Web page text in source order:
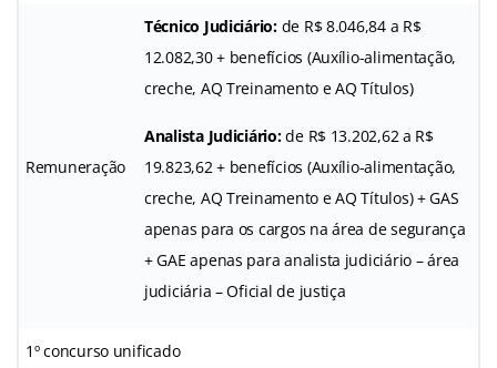
Remuneração
Técnico Judiciário:de R$ 8.046,84 a R$
12.082,30 + benefícios (Auxílio-alimentação,
creche, AQ Treinamento e AQ Títulos)
Analista Judiciário:de R$ 13.202,62 a R$
19.823,62 + benefícios (Auxílio-alimentação,
creche, AQ Treinamento e AQ Títulos) + GAS
apenas para os cargos na área de segurança
+ GAE apenas para analista judiciário – área
judiciária – Oficial de justiça
1º concurso unificado